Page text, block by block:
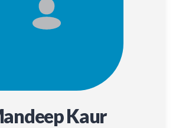
Kaur